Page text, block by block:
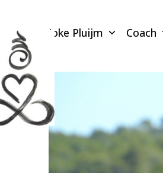
content
Joke Pluijm Coach